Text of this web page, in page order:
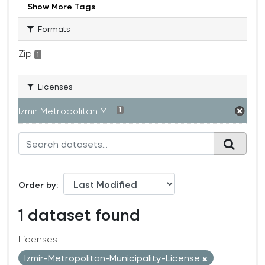
Show More Tags
Formats
Zip 1
Licenses
Izmir Metropolitan M... 1
Order by
1 dataset found
Licenses:
Izmir-Metropolitan-Municipality-License